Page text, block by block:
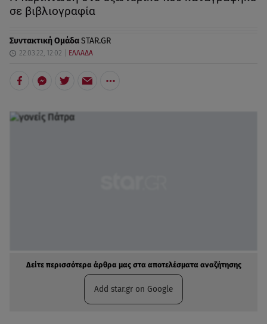
σε βιβλιογραφία
Συντακτική ΟμάδαSTAR.GR
22.03.22, 12:02 ΕΛΛΑΔΑ
Δείτε περισσότερα άρθρα μας στα αποτελέσματα αναζήτησης
Add star.gr on Google